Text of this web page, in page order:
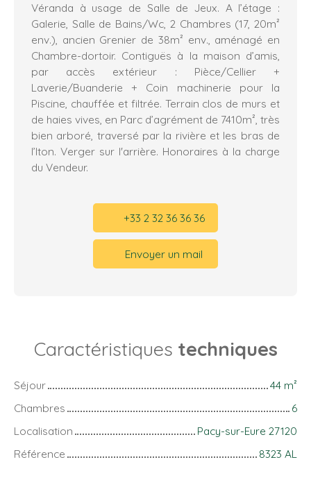
Véranda à usage de Salle de Jeux. A l’étage :
Galerie, Salle de Bains/Wc, 2 Chambres (17, 20m²
env.), ancien Grenier de 38m² env., aménagé en
Chambre-dortoir. Contiguës à la maison d’amis,
par accès extérieur : Pièce/Cellier +
Laverie/Buanderie + Coin machinerie pour la
Piscine, chauffée et filtrée. Terrain clos de murs et
de haies vives, en Parc d’agrément de 7410m², très
bien arboré, traversé par la rivière et les bras de
l’Iton. Verger sur l'arrière. Honoraires à la charge
du Vendeur.
+33 2 32 36 36 36
Envoyer un mail
Caractéristiques techniques
Séjour 44 m²
Chambres
6
Localisation
Pacy-sur-Eure 27120
Référence
8323 AL